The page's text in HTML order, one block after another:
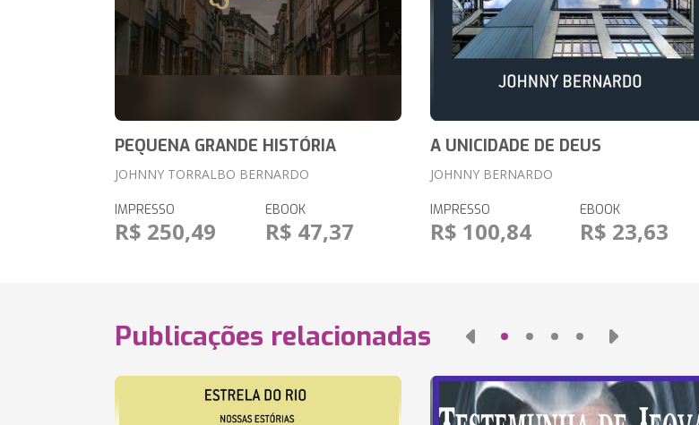
PEQUENA GRANDE HISTÓRIA
JOHNNY TORRALBO BERNARDO
IMPRESSO
R$ 250,49
EBOOK
R$ 47,37
A UNICIDADE DE DEUS
JOHNNY BERNARDO
IMPRESSO
R$ 100,84
EBOOK
R$ 23,63
Publicações relacionadas